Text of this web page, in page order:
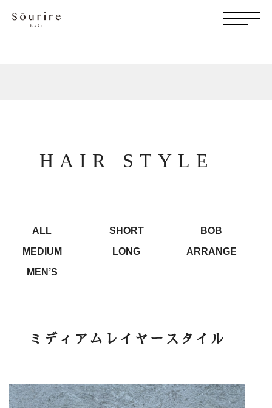
HAIR STYLE
ALL SHORT
BOB
MEDIUM
LONG
ARRANGE
MEN’S
ミディアムレイヤースタイル